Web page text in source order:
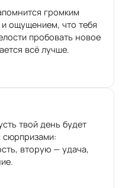
громким
ощущением, что тебя
пробовать новое
всё лучше.
твой день будет
вторую — удача,